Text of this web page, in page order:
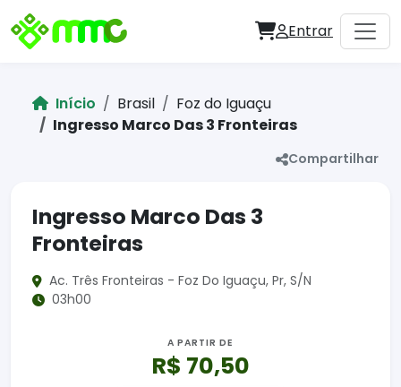
Entrar
Início Brasil
Foz do Iguaçu
Ingresso Marco Das 3 Fronteiras
Compartilhar
Ingresso Marco Das 3
Fronteiras
Ac. Três Fronteiras - Foz Do Iguaçu, Pr, S/N
03h00
A PARTIR DE
R$ 70,50